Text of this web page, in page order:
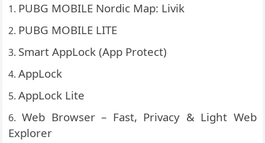
PUBG MOBILE Nordic Map: Livik
PUBG MOBILE LITE
Smart AppLock (App Protect)
AppLock
AppLock Lite
Web Browser – Fast, Privacy & Light Web
Explorer